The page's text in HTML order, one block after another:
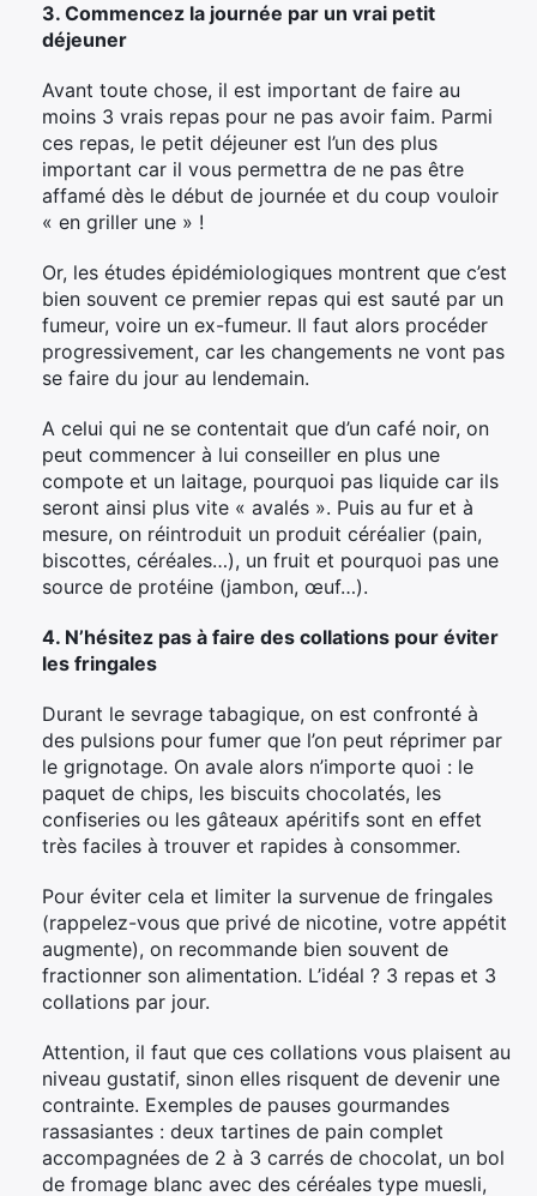
3. Commencez la journée par un vrai petit
déjeuner
Avant toute chose, il est important de faire au
moins 3 vrais repas pour ne pas avoir faim. Parmi
ces repas, le petit déjeuner est l’un des plus
important car il vous permettra de ne pas être
affamé dès le début de journée et du coup vouloir
« en griller une » !
Or, les études épidémiologiques montrent que c’est
bien souvent ce premier repas qui est sauté par un
fumeur, voire un ex-fumeur. Il faut alors procéder
progressivement, car les changements ne vont pas
se faire du jour au lendemain.
A celui qui ne se contentait que d’un café noir, on
peut commencer à lui conseiller en plus une
compote et un laitage, pourquoi pas liquide car ils
seront ainsi plus vite « avalés ». Puis au fur et à
mesure, on réintroduit un produit céréalier (pain,
biscottes, céréales…), un fruit et pourquoi pas une
source de protéine (jambon, œuf…).
4. N’hésitez pas à faire des collations pour éviter
les fringales
Durant le sevrage tabagique, on est confronté à
des pulsions pour fumer que l’on peut réprimer par
le grignotage. On avale alors n’importe quoi : le
paquet de chips, les biscuits chocolatés, les
confiseries ou les gâteaux apéritifs sont en effet
très faciles à trouver et rapides à consommer.
Pour éviter cela et limiter la survenue de fringales
(rappelez-vous que privé de nicotine, votre appétit
augmente), on recommande bien souvent de
fractionner son alimentation. L’idéal ? 3 repas et 3
collations par jour.
Attention, il faut que ces collations vous plaisent au
niveau gustatif, sinon elles risquent de devenir une
contrainte. Exemples de pauses gourmandes
rassasiantes : deux tartines de pain complet
accompagnées de 2 à 3 carrés de chocolat, un bol
de fromage blanc avec des céréales type muesli,